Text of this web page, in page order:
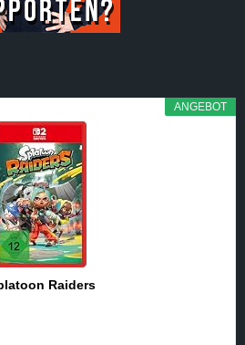
ANGEBOT
Raiders